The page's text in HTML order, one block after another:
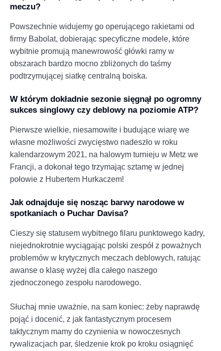
meczu?
Powszechnie widujemy go operującego rakietami od
firmy Babolat, dobierając specyficzne modele, które
wybitnie promują manewrowość główki ramy w
obszarach bardzo mocno zbliżonych do taśmy
podtrzymującej siatkę centralną boiska.
W którym dokładnie sezonie sięgnął po ogromny
sukces singlowy czy deblowy na poziomie ATP?
Pierwsze wielkie, niesamowite i budujące wiarę we
własne możliwości zwycięstwo nadeszło w roku
kalendarzowym 2021, na halowym turnieju w Metz we
Francji, a dokonał tego trzymając sztamę w jednej
połowie z Hubertem Hurkaczem!
Jak odnajduje się nosząc barwy narodowe w
spotkaniach o Puchar Davisa?
Cieszy się statusem wybitnego filaru punktowego kadry,
niejednokrotnie wyciągając polski zespół z poważnych
problemów w krytycznych meczach deblowych, ratując
awanse o klasę wyżej dla całego naszego
zjednoczonego zespołu narodowego.
Słuchaj mnie uważnie, na sam koniec: żeby naprawdę
pojąć i docenić, z jak fantastycznym procesem
taktycznym mamy do czynienia w nowoczesnych
rywalizacjach par, śledzenie krok po kroku osiągnięć